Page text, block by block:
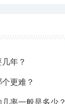
年？
更难？
率一般是多少？